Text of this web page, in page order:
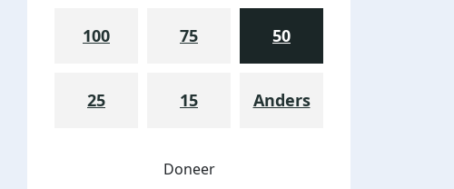
100 75 50
25 15 Anders
Doneer